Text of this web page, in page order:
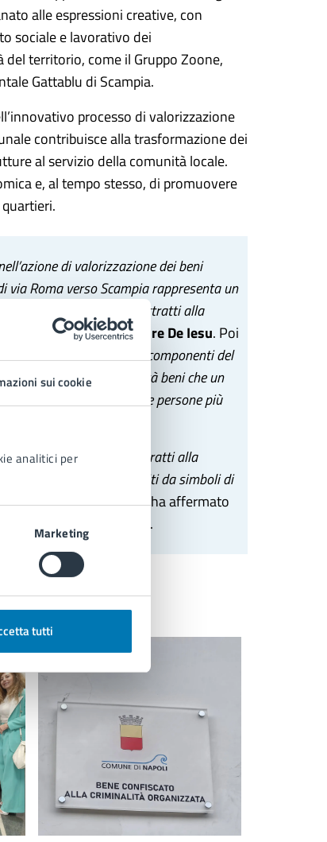
sui cookie
analitici per
Marketing
tutti
alle espressioni creative, con
sociale e lavorativo dei
del territorio, come il Gruppo Zoone,
Gattablu di Scampia.
processo di valorizzazione
contribuisce alla trasformazione dei
al servizio della comunità locale.
e, al tempo stesso, di promuovere
di valorizzazione dei beni
via Roma verso Scampia rappresenta un
del riuso dei beni sottratti alla
ha sottolineato l’assessore De Iesu. Poi
Ragosta e a tutti i componenti del
restituire alla collettività beni che un
tutti, in particolare delle persone più
si tratta di beni sottratti alla
seconda vita, riconvertiti da simboli di
rivolti ai giovani», ha affermato
Wanda Ferro .